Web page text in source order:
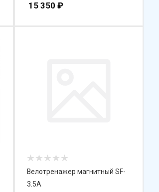
15 350 ₽
Велотренажер магнитный SF-
3.5A